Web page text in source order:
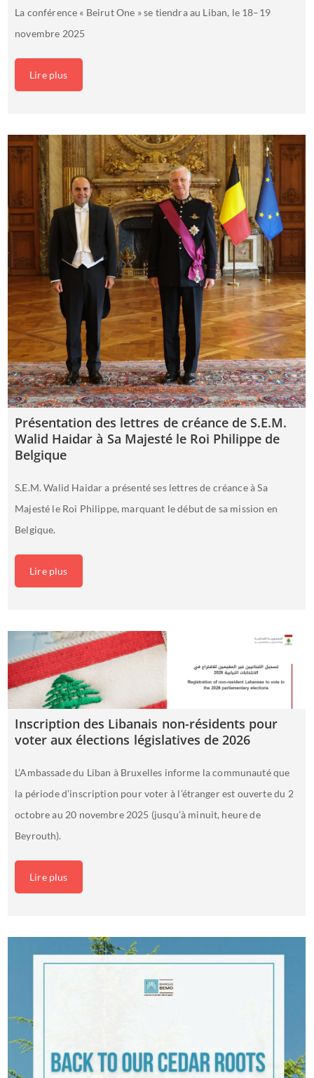
La conférence « Beirut One » se tiendra au Liban, le 18–19
novembre 2025
Lire plus
Présentation des lettres de créance de S.E.M.
Walid Haidar à Sa Majesté le Roi Philippe de
Belgique
S.E.M. Walid Haidar a présenté ses lettres de créance à Sa
Majesté le Roi Philippe, marquant le début de sa mission en
Belgique.
Lire plus
Inscription des Libanais non-résidents pour
voter aux élections législatives de 2026
L’Ambassade du Liban à Bruxelles informe la communauté que
la période d’inscription pour voter à l’étranger est ouverte du 2
octobre au 20 novembre 2025 (jusqu’à minuit, heure de
Beyrouth).
Lire plus